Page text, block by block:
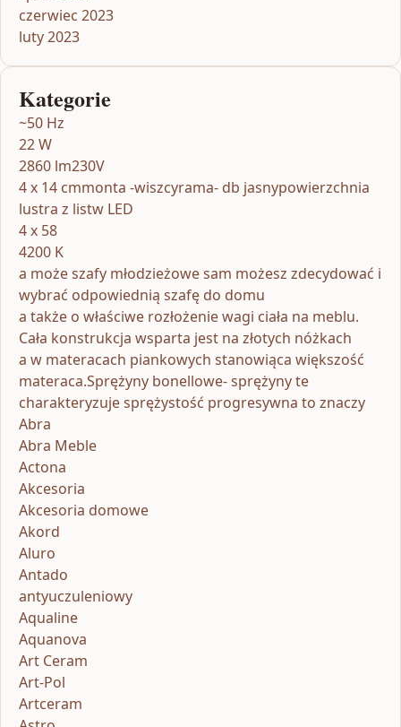
czerwiec 2023
luty 2023
Kategorie
~50 Hz
22 W
2860 lm230V
4 x 14 cmmonta -wiszcyrama- db jasnypowierzchnia
lustra z listw LED
4 x 58
4200 K
a może szafy młodzieżowe sam możesz zdecydować i
wybrać odpowiednią szafę do domu
a także o właściwe rozłożenie wagi ciała na meblu.
Cała konstrukcja wsparta jest na złotych nóżkach
a w materacach piankowych stanowiąca większość
materaca.Sprężyny bonellowe- sprężyny te
charakteryzuje sprężystość progresywna to znaczy
Abra
Abra Meble
Actona
Akcesoria
Akcesoria domowe
Akord
Aluro
Antado
antyuczuleniowy
Aqualine
Aquanova
Art Ceram
Art-Pol
Artceram